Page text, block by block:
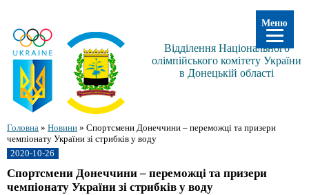
Відділення Національного
олімпійського комітету України
в Донецькій області
Головна » Новини » Спортсмени Донеччини – переможці та призери
чемпіонату України зі стрибків у воду
2020-10-26
Спортсмени Донеччини – переможці та призери
чемпіонату України зі стрибків у воду
Меню